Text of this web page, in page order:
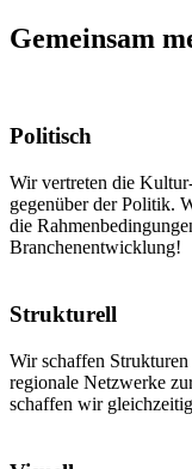
Gemeinsam
Politisch
Wir vertreten die
gegenüber der Politik.
die
Branchenentwicklung!
Strukturell
Wir schaffen
regionale Netzwerke
schaffen wir